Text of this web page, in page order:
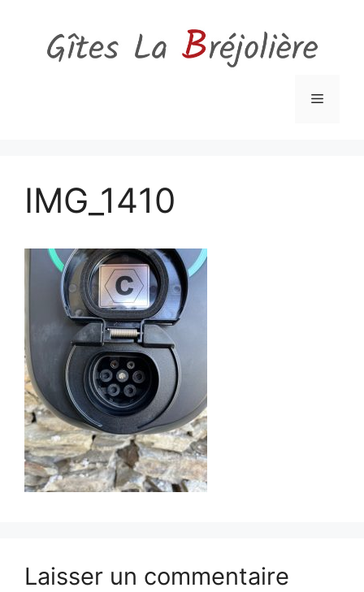
contenu
Menu
IMG_1410
Laisser un commentaire